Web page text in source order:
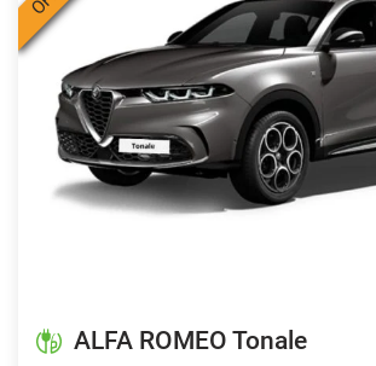
ALFA ROMEO Tonale